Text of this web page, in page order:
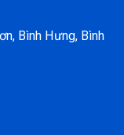
Bình Hưng, Bình